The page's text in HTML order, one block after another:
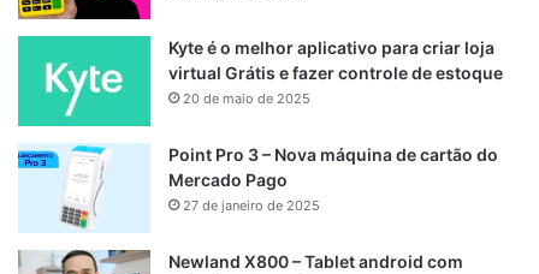
Kyte é o melhor aplicativo para criar loja
virtual Grátis e fazer controle de estoque
20 de maio de 2025
Point Pro 3 – Nova máquina de cartão do
Mercado Pago
27 de janeiro de 2025
Newland X800 – Tablet android com